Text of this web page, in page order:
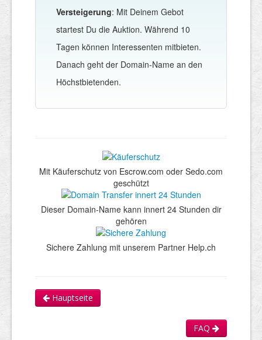
Versteigerung: Mit Deinem Gebot
startest Du die Auktion. Während 10
Tagen können Interessenten mitbieten.
Danach geht der Domain-Name an den
Höchstbietenden.
Mit Käuferschutz von Escrow.com oder Sedo.com
geschützt
Dieser Domain-Name kann innert 24 Stunden dir
gehören
Sichere Zahlung mit unserem Partner Help.ch
Hauptseite
FAQ